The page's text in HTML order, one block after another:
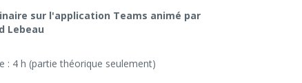
sur l'application Teams animé par
Lebeau
: 4 h (partie théorique seulement)